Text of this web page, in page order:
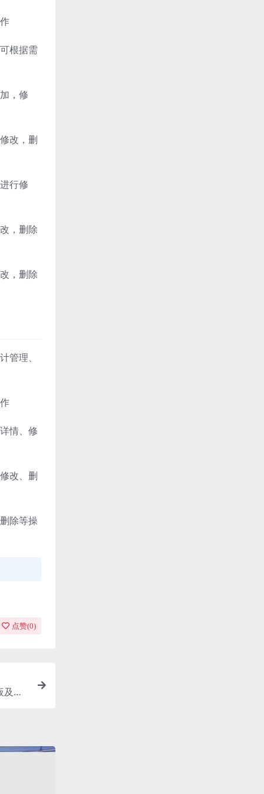
根据需
，修
改，删
行修
，删除
，删除
管理、
情、修
改、删
除等操
点赞(0)
毕